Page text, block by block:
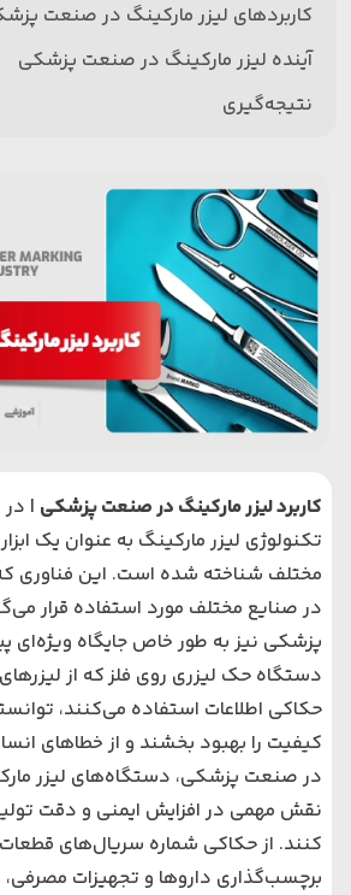
کاربردهای لیزر مارکینگ در صنعت
آینده لیزر مارکینگ در صنعت پزشکی
نتیجه‌گیری
کاربرد لیزر مارکینگ در صنعت پزشکی | در
تکنولوژی لیزر مارکینگ به عنوان یک
مختلف شناخته شده است. این فناوری
در صنایع مختلف مورد استفاده قرار
پزشکی نیز به طور خاص جایگاه ویژه‌ای
دستگاه حک لیزری روی فلزکه از لیزرهای
حکاکی اطلاعات استفاده می‌کنند،
کیفیت را بهبود بخشند و از خطاهای
در صنعت پزشکی، دستگاه‌های لیزر
نقش مهمی در افزایش ایمنی و دقت
کنند. از حکاکی شماره سریال‌های
برچسب‌گذاری داروها و تجهیزات